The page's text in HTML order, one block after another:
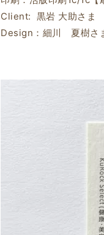
Client: 黒岩 大助さま
Design：細川 夏樹さ